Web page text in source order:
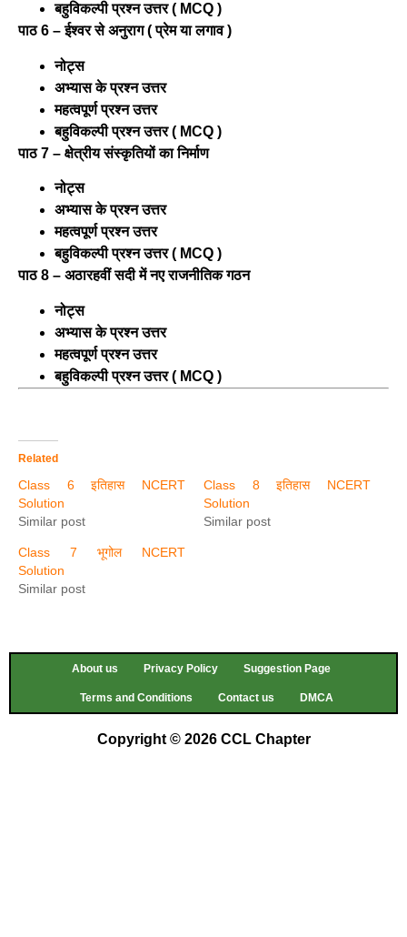
बहुविकल्पी प्रश्न उत्तर ( MCQ )
पाठ 6 – ईश्वर से अनुराग ( प्रेम या लगाव )
नोट्स
अभ्यास के प्रश्न उत्तर
महत्वपूर्ण प्रश्न उत्तर
बहुविकल्पी प्रश्न उत्तर ( MCQ )
पाठ 7 – क्षेत्रीय संस्कृतियों का निर्माण
नोट्स
अभ्यास के प्रश्न उत्तर
महत्वपूर्ण प्रश्न उत्तर
बहुविकल्पी प्रश्न उत्तर ( MCQ )
पाठ 8 – अठारहवीं सदी में नए राजनीतिक गठन
नोट्स
अभ्यास के प्रश्न उत्तर
महत्वपूर्ण प्रश्न उत्तर
बहुविकल्पी प्रश्न उत्तर ( MCQ )
Related
Class 6 इतिहास NCERT
Solution
Similar post
Class 8 इतिहास NCERT
Solution
Similar post
Class 7 भूगोल NCERT
Solution
Similar post
About us Privacy Policy Suggestion Page
Terms and Conditions Contact us DMCA
Copyright © 2026 CCL Chapter